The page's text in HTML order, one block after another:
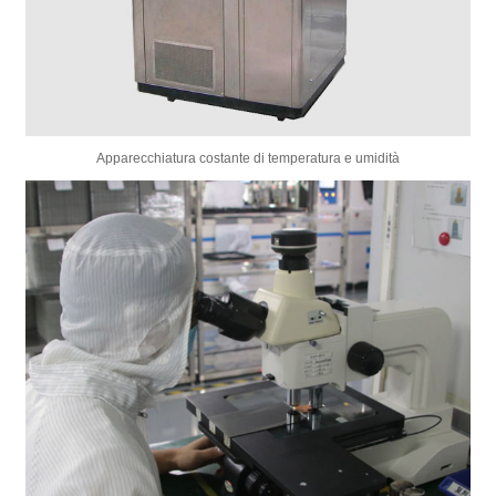
Apparecchiatura costante di temperatura e umidità